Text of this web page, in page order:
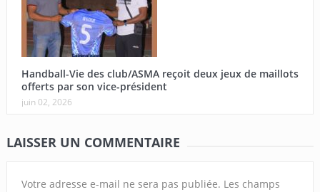
Handball-Vie des club/ASMA reçoit deux jeux de maillots
offerts par son vice-président
juin 02, 2026
LAISSER UN COMMENTAIRE
Votre adresse e-mail ne sera pas publiée. Les champs